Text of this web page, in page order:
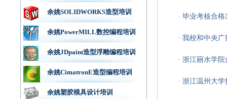
余姚SOLIDWORKS造型培训
余姚PowerMILL数控编程培训
余姚JDpaint造型浮雕编程培训
余姚CimatronE造型编程培训
余姚塑胶模具设计培训
· 毕业考核合
· 我校和中央
· 浙江丽水学
· 浙江温州大